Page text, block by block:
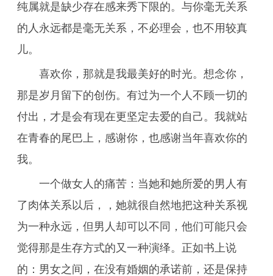
纯属就是缺少存在感来秀下限的。与你毫无关系
的人永远都是毫无关系，不必理会，也不用较真
儿。
喜欢你，那就是我最美好的时光。想念你，
那是岁月留下的创伤。有过为一个人不顾一切的
付出，才是会有现在更坚定去爱的自己。我就站
在青春的尾巴上，感谢你，也感谢当年喜欢你的
我。
一个做女人的痛苦：当她和她所爱的男人有
了肉体关系以后，，她就很自然地把这种关系视
为一种永远，但男人却可以不同，他们可能只会
觉得那是生存方式的又一种演绎。正如书上说
的：男女之间，在没有婚姻的承诺前，还是保持